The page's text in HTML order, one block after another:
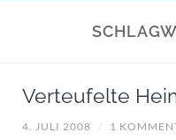
Verteufelte
4. JULI 2008 / 1